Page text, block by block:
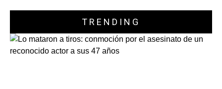
TRENDING